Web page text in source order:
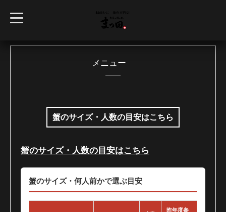
t
o
l
メニュー
蟹のサイズ・人数の目安はこちら
蟹のサイズ・人数の目安はこちら
蟹のサイズ・何人前かで選ぶ目安
昨年度参